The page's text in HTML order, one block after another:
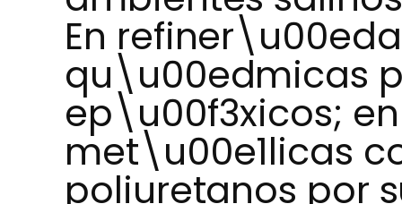
En
qu\u00edmicas
ep\u00f3xicos;
met\u00e1licas
poliuretanos por